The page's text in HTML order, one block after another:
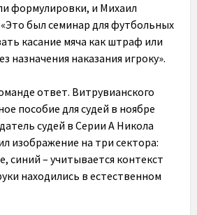
формулировки, и Михаил
был семинар для футбольных
касание мяча как штраф или
назначения наказания игроку».
ответ. Витрувианского
пособие для судей в ноябре
судей в Серии А Никола
изображение на три сектора:
синий – учитывается контекст
находились в естественном